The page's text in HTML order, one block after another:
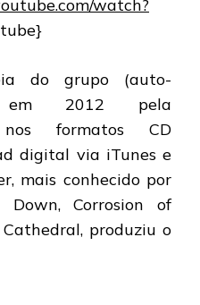
watch?
do grupo (auto-
em 2012 pela
nos formatos CD
digital via iTunes e
mais conhecido por
Corrosion of
produziu o